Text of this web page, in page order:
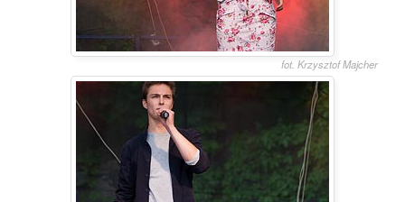
fot. Krzysztof Majcher